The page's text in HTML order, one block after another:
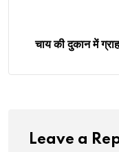
चाय की दुकान में
Leave a